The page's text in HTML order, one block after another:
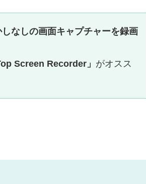
なしの画面キャプチャーを録画
Screen Recorder」 がオスス